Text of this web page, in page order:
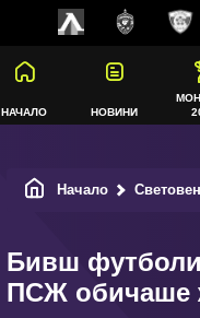
НАЧАЛО НОВИНИ
Начало
Бивш
ПСЖ обичаше